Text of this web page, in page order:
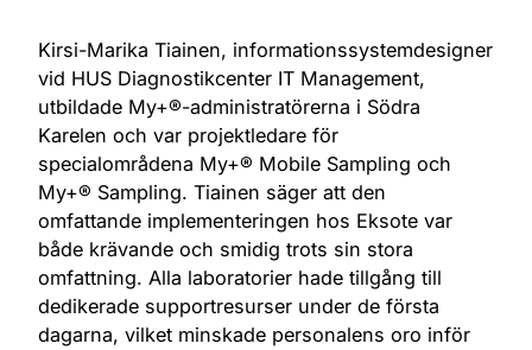
Kirsi-Marika Tiainen, informationssystemdesigner
vid HUS Diagnostikcenter IT Management,
utbildade My+®-administratörerna i Södra
Karelen och var projektledare för
specialområdena My+® Mobile Sampling och
My+® Sampling. Tiainen säger att den
omfattande implementeringen hos Eksote var
både krävande och smidig trots sin stora
omfattning. Alla laboratorier hade tillgång till
dedikerade supportresurser under de första
dagarna, vilket minskade personalens oro inför